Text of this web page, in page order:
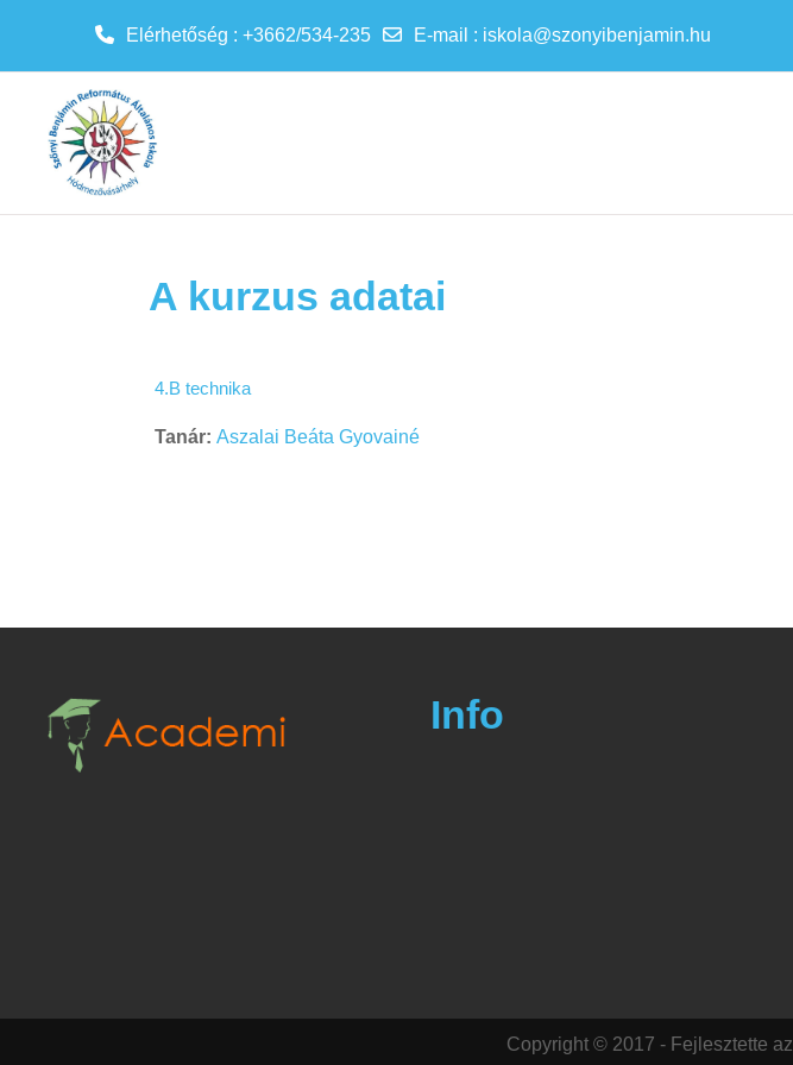
Elérhetőség : +3662/534-235 E-mail : iskola@szonyibenjamin.hu
A kurzus adatai
4.B technika
Tanár: Aszalai Beáta Gyovainé
Info
Copyright © 2017 - Fejlesztette az